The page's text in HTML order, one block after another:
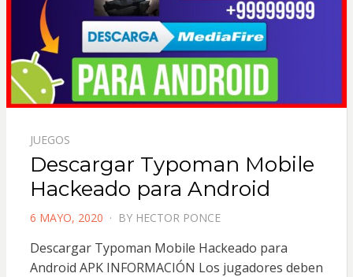
JUEGOS
Descargar Typoman Mobile
Hackeado para Android
POSTED
6 MAYO, 2020 BY HECTOR PONCE
Descargar Typoman Mobile Hackeado para
Android APK INFORMACIÓN Los jugadores deben